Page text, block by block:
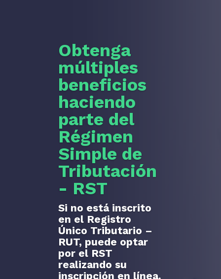
Obtenga
múltiples
beneficios
haciendo
parte del
Régimen
Simple de
Tributación
- RST
Si no está inscrito
en el Registro
Único Tributario –
RUT, puede optar
por el RST
realizando su
inscripción en línea.